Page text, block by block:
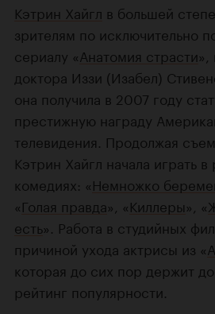
Кэтрин Хайгл в большей
зрителям по исключительно
сериалу «Анатомия страсти»,
доктора Иззи (Изабел)
она получила в 2007 году
престижную награду
телевидения. Продолжая
Кэтрин Хайгл начала играть
комедиях: «Немножко
«Голая правда», «Киллеры», «
есть». Работа в студийных
причиной ухода актрисы из «
которая до сих пор держит
рейтинг популярности.